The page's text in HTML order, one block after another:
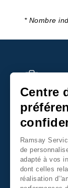
* Nombre
Retrouvez
Centre
Ramsay
de
adapté à vos
dont celles
réalisation